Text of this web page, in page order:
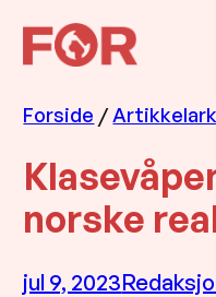
Hopp
til
Forside /
norske
jul 9, 2023